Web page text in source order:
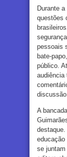
Durante
questões
pessoais
bate-
público.
audiência
A
se